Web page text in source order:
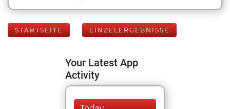
STARTSEITE EINZELERGEBNISSE
Your Latest App
Activity